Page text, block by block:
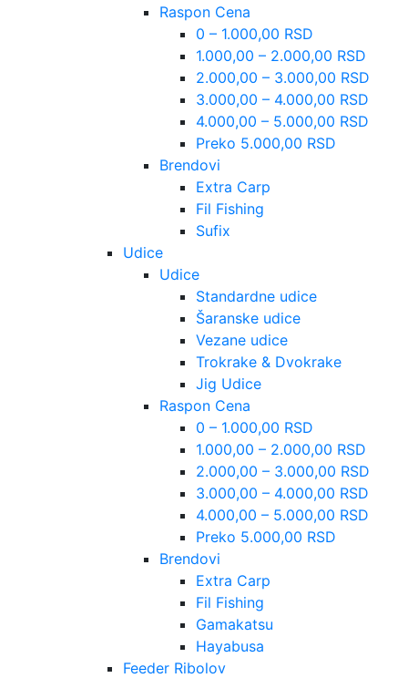
Raspon Cena
0 – 1.000,00 RSD
1.000,00 – 2.000,00 RSD
2.000,00 – 3.000,00 RSD
3.000,00 – 4.000,00 RSD
4.000,00 – 5.000,00 RSD
Preko 5.000,00 RSD
Brendovi
Extra Carp
Fil Fishing
Sufix
Udice
Udice
Standardne udice
Šaranske udice
Vezane udice
Trokrake & Dvokrake
Jig Udice
Raspon Cena
0 – 1.000,00 RSD
1.000,00 – 2.000,00 RSD
2.000,00 – 3.000,00 RSD
3.000,00 – 4.000,00 RSD
4.000,00 – 5.000,00 RSD
Preko 5.000,00 RSD
Brendovi
Extra Carp
Fil Fishing
Gamakatsu
Hayabusa
Feeder Ribolov